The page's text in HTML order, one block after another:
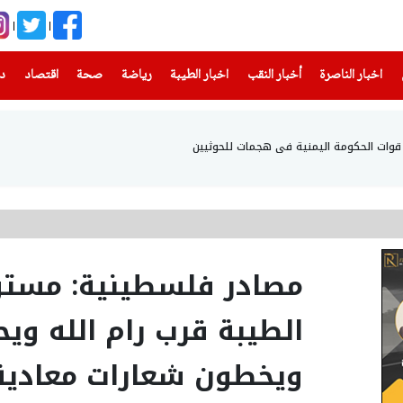
اخبار الناصرة
(current) أخبار النقب اخبار الطيبة(current) رياضة
(current) صحة(current) اقتصاد
مصادر فلسطينية:
الطيبة قرب رام الله
ويخطون شعارات